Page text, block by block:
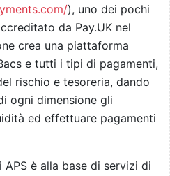
), uno dei pochi
da Pay.UK nel
crea una piattaforma
e tutti i tipi di pagamenti,
rischio e tesoreria, dando
ogni dimensione gli
ed effettuare pagamenti
è alla base di servizi di